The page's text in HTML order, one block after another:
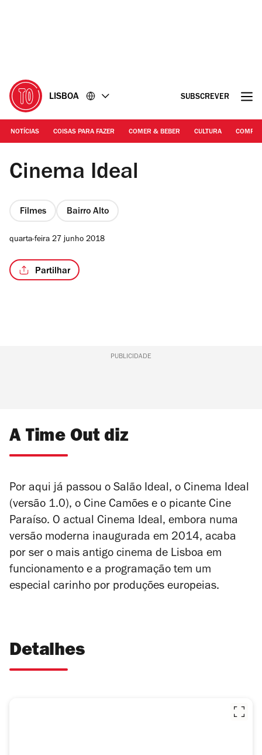
LISBOA SUBSCREVER
NOTÍCIAS COISAS PARA FAZER COMER & BEBER CULTURA
©DR | Cinema Ideal
Cinema Ideal
Filmes Bairro Alto
quarta-feira 27 junho 2018
Partilhar
PUBLICIDADE
A Time Out diz
Por aqui já passou o Salão Ideal, o Cinema Ideal
(versão 1.0), o Cine Camões e o picante Cine
Paraíso. O actual Cinema Ideal, embora numa
versão moderna inaugurada em 2014, acaba
por ser o mais antigo cinema de Lisboa em
funcionamento e a programação tem um
especial carinho por produções europeias.
Detalhes